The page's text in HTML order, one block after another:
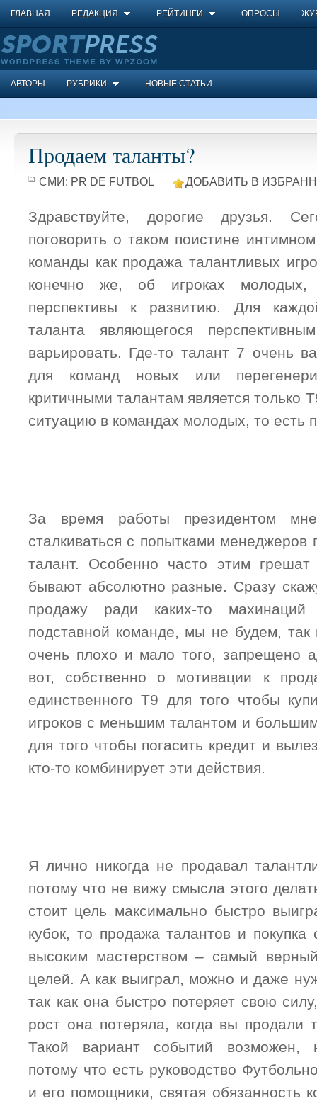
ГЛАВНАЯ РЕДАКЦИЯ РЕЙТИНГИ ОПРОСЫ
АВТОРЫ РУБРИКИ НОВЫЕ СТАТЬИ
Продаем таланты?
СМИ: PR DE FUTBOL ДОБАВИТЬ В
Здравствуйте, дорогие друзья.
поговорить о таком поистине
команды как продажа талантливых
конечно же, об игроках
перспективы к развитию. Для
таланта являющегося
варьировать. Где-то талант 7 очень
для команд новых или
критичными талантам является
ситуацию в командах молодых, то есть
За время работы президентом
сталкиваться с попытками менеджеров
талант. Особенно часто этим грешат
бывают абсолютно разные. Сразу
продажу ради каких-то
подставной команде, мы не будем, так
очень плохо и мало того, запрещено
вот, собственно о мотивации к
единственного Т9 для того чтобы
игроков с меньшим талантом и
для того чтобы погасить кредит и
кто-то комбинирует эти действия.
Я лично никогда не продавал
потому что не вижу смысла этого
стоит цель максимально быстро
кубок, то продажа талантов и покупка
высоким мастерством – самый
целей. А как выиграл, можно и даже
так как она быстро потеряет свою
рост она потеряла, когда вы продали
Такой вариант событий возможен,
потому что есть руководство
и его помощники, святая обязанность